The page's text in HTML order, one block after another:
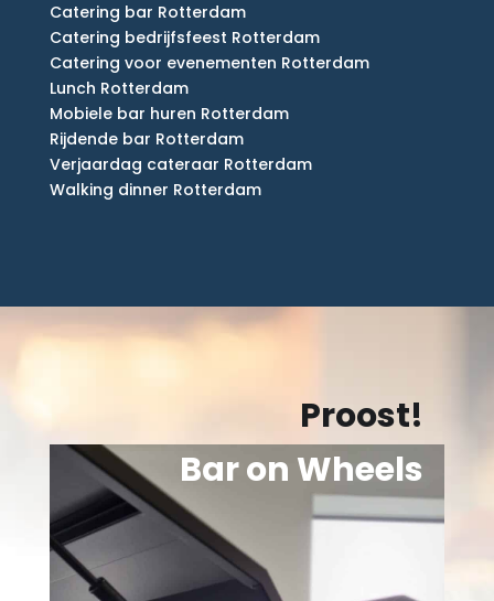
Catering bar Rotterdam
Catering bedrijfsfeest Rotterdam
Catering voor evenementen Rotterdam
Lunch Rotterdam
Mobiele bar huren Rotterdam
Rijdende bar Rotterdam
Verjaardag cateraar Rotterdam
Walking dinner Rotterdam
Proost!
Bar on Wheels